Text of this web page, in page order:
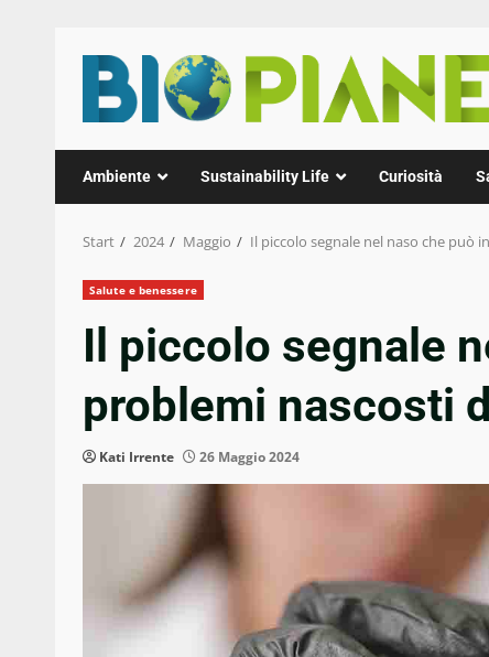
Inhalt
springen
Ambiente Sustainability Life Curiosità
Start 2024 Maggio Il piccolo segnale nel naso che può
Salute e benessere
Il piccolo segnale
problemi nascosti
Kati Irrente 26 Maggio 2024